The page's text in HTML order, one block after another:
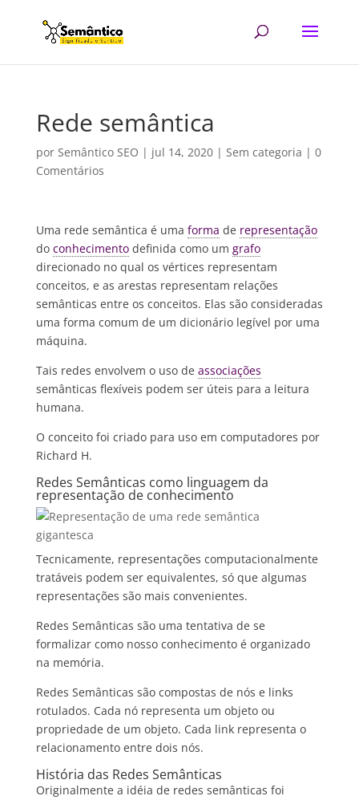
Rede semântica
por Semântico SEO | jul 14, 2020| Sem categoria | 0
Comentários
Uma rede semântica é uma forma de representação
do conhecimentodefinida como um grafo
direcionado no qual os vértices representam
conceitos, e as arestas representam relações
semânticas entre os conceitos. Elas são consideradas
uma forma comum de um dicionário legível por uma
máquina.
Tais redes envolvem o uso de associações
semânticas flexíveis podem ser úteis para a leitura
humana.
O conceito foi criado para uso em computadores por
Richard H.
Redes Semânticas como linguagem da
representação de conhecimento
Tecnicamente, representações computacionalmente
tratáveis podem ser equivalentes, só que algumas
representações são mais convenientes.
Redes Semânticas são uma tentativa de se
formalizar como nosso conhecimento é organizado
na memória.
Redes Semânticas são compostas de nós e links
rotulados. Cada nó representa um objeto ou
propriedade de um objeto. Cada link representa o
relacionamento entre dois nós.
História das Redes Semânticas
Originalmente a idéia de redes semânticas foi